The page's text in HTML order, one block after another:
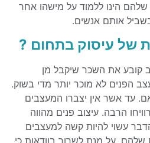
הינו ללמוד על מישהו אחר
אותם אנשים.
של עיסוק בתחום ?
קובע את השכר שיקבל מן
הפנים לא מוכר יותר מדי בשוק.
עד אשר אין יצברו המעצבים
הרבה. עיצוב פנים מהווה
עשוי להיות קשה למעצבים
על מנת לשרור בוודאות כי